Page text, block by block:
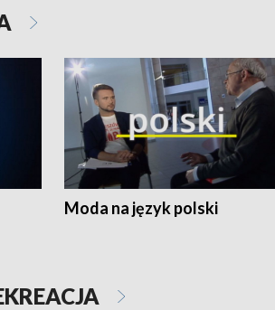
Moda na język polski